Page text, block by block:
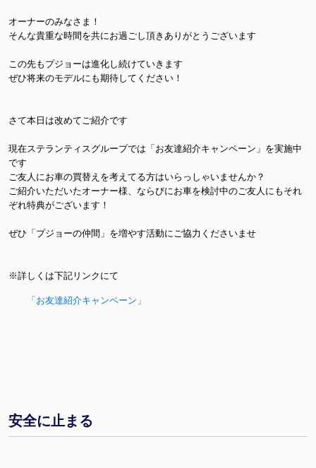
オーナーのみなさま！
そんな貴重な時間を共にお過ごし頂きありがとうございます
この先もプジョーは進化し続けていきます
ぜひ将来のモデルにも期待してください！
さて本日は改めてご紹介です
現在ステランティスグループでは「お友達紹介キャンペーン」を実施中
です
ご友人にお車の買替えを考えてる方はいらっしゃいませんか？
ご紹介いただいたオーナー様、ならびにお車を検討中のご友人にもそれ
ぞれ特典がございます！
ぜひ「プジョーの仲間」を増やす活動にご協力くださいませ
※詳しくは下記リンクにて
「お友達紹介キャンペーン」
安全に止まる